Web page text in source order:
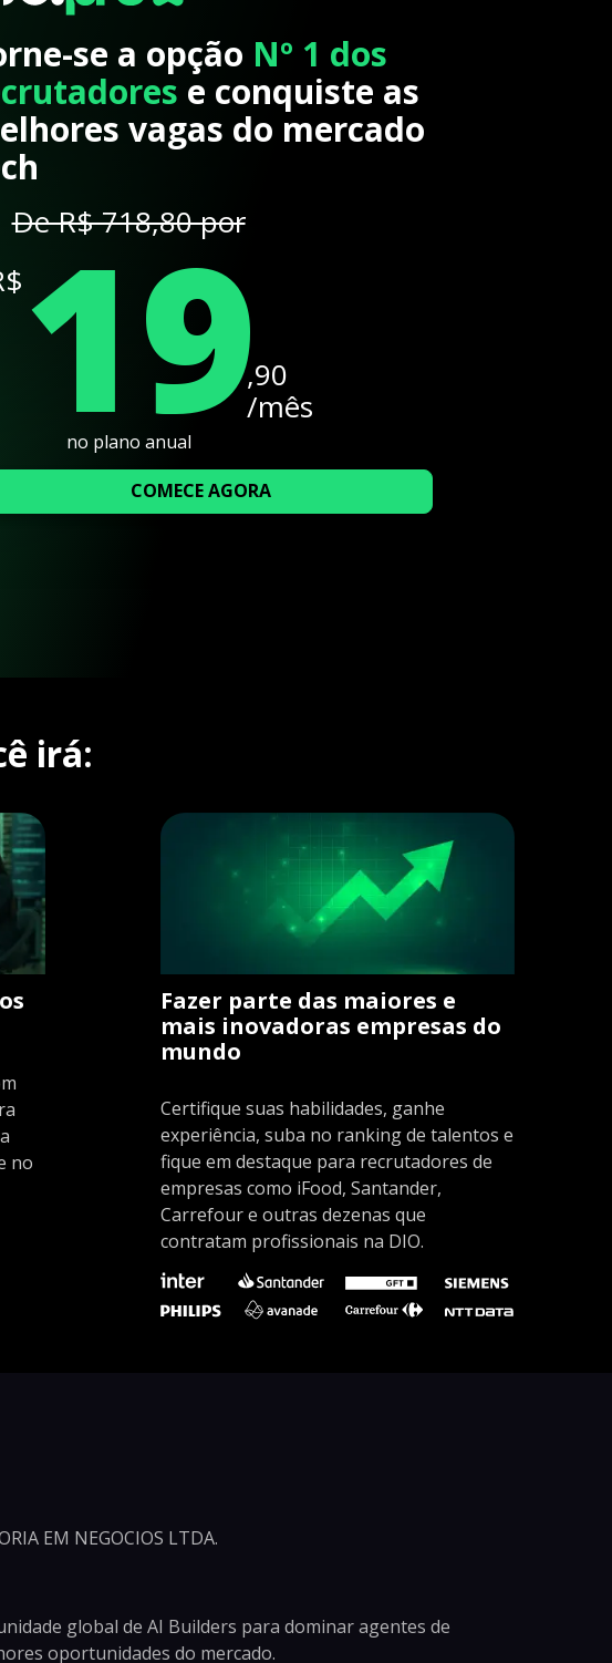
se a opção Nº 1 dos
e conquiste as
vagas do mercado
De R$ 718,80 por
19,90
/mês
no plano anual
COMECE AGORA
irá:
no
Fazer parte das maiores e
mais inovadoras empresas do
mundo
Certifique suas habilidades, ganhe
experiência, suba no ranking de talentos e
fique em destaque para recrutadores de
empresas como iFood, Santander,
Carrefour e outras dezenas que
contratam profissionais na DIO.
EM NEGOCIOS LTDA.
global de AI Builders para dominar agentes de
oportunidades do mercado.